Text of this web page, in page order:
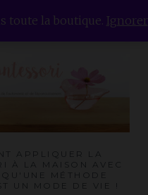
APPLIQUER LA
À LA MAISON AVEC
MÉTHODE
UN MODE DE VIE !
toute la boutique. Ignorer